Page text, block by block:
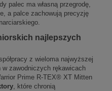
palec ma własną przegrodę,
a palce zachowują precyzję
najlepszych
z wieloma najwyższej
zawodniczych rękawicach
Prime R-TEX® XT Mitten
, które chronią